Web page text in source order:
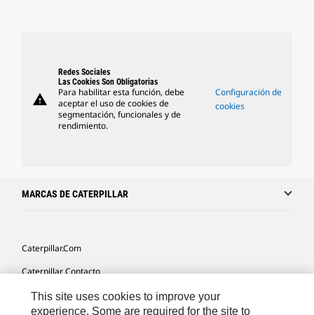
warning
Redes Sociales
Las Cookies Son Obligatorias
Para habilitar esta función, debe
aceptar el uso de cookies de
segmentación, funcionales y de
rendimiento.
Configuración de
cookies
MARCAS DE CATERPILLAR
Caterpillar.com
Caterpillar Contacto
Mis Preferencias De Marketing
This site uses cookies to improve your
experience. Some are required for the site to